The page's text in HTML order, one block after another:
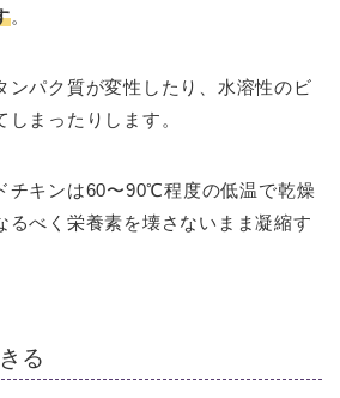
。
ンパク質が変性したり、水溶性のビ
まったりします。
チキンは60〜90℃程度の低温で乾燥
るべく栄養素を壊さないまま凝縮す
る